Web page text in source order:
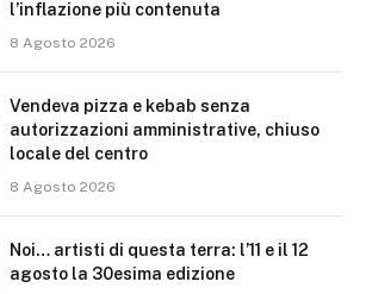
l’inflazione più contenuta
8 Agosto 2026
Vendeva pizza e kebab senza
autorizzazioni amministrative, chiuso
locale del centro
8 Agosto 2026
Noi… artisti di questa terra: l’11 e il 12
agosto la 30esima edizione